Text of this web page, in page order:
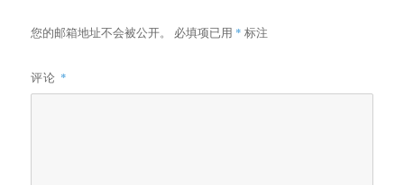
您的邮箱地址不会被公开。 必填项已用 * 标注
评论 *